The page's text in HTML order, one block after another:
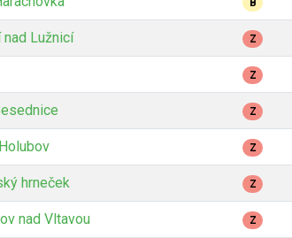
B
Lužnicí Z
Z
Z
Z
hrneček Z
nad Vltavou Z